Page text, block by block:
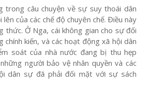
trong câu chuyện về sự suy thoái dân
của các chế độ chuyên chế. Điều này
thức. Ở Nga, cái không gian cho sự đối
kiến, và các hoạt động xã hội dân
soát của nhà nước đang bị thu hẹp
người bảo vệ nhân quyền và các
dân sự đã phải đối mặt với sự sách